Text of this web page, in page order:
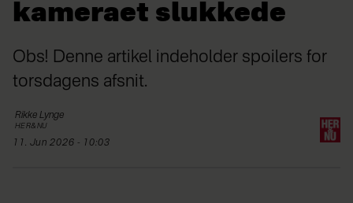
kameraet slukkede
Obs! Denne artikel indeholder spoilers for
torsdagens afsnit.
Rikke Lynge
HER&NU
11. Jun 2026 - 10:03